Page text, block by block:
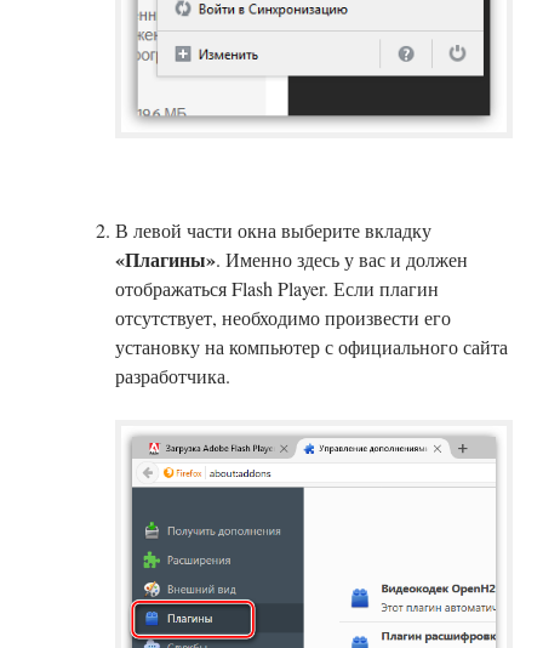
В левой части окна выберите вкладку
«Плагины». Именно здесь у вас и должен
отображаться Flash Player. Если плагин
отсутствует, необходимо произвести его
установку на компьютер с официального сайта
разработчика.